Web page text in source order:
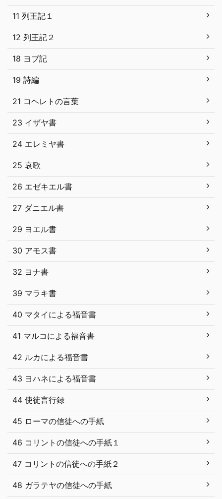
11 列王記１
12 列王記２
18 ヨブ記
19 詩編
21 コヘレトの言葉
23 イザヤ書
24 エレミヤ書
25 哀歌
26 エゼキエル書
27 ダニエル書
29 ヨエル書
30 アモス書
32 ヨナ書
39 マラキ書
40 マタイによる福音書
41 マルコによる福音書
42 ルカによる福音書
43 ヨハネによる福音書
44 使徒言行録
45 ローマの信徒への手紙
46 コリントの信徒への手紙１
47 コリントの信徒への手紙２
48 ガラテヤの信徒への手紙